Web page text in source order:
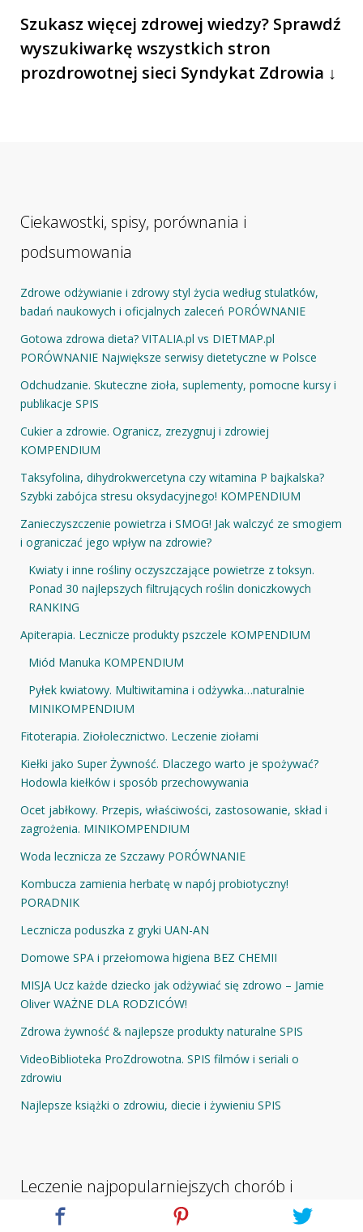
Szukasz więcej zdrowej wiedzy? Sprawdź
wyszukiwarkę wszystkich stron
prozdrowotnej sieci Syndykat Zdrowia ↓
Ciekawostki, spisy, porównania i
podsumowania
Zdrowe odżywianie i zdrowy styl życia według stulatków,
badań naukowych i oficjalnych zaleceń PORÓWNANIE
Gotowa zdrowa dieta? VITALIA.pl vs DIETMAP.pl
PORÓWNANIE Największe serwisy dietetyczne w Polsce
Odchudzanie. Skuteczne zioła, suplementy, pomocne kursy i
publikacje SPIS
Cukier a zdrowie. Ogranicz, zrezygnuj i zdrowiej
KOMPENDIUM
Taksyfolina, dihydrokwercetyna czy witamina P bajkalska?
Szybki zabójca stresu oksydacyjnego! KOMPENDIUM
Zanieczyszczenie powietrza i SMOG! Jak walczyć ze smogiem
i ograniczać jego wpływ na zdrowie?
Kwiaty i inne rośliny oczyszczające powietrze z toksyn.
Ponad 30 najlepszych filtrujących roślin doniczkowych
RANKING
Apiterapia. Lecznicze produkty pszczele KOMPENDIUM
Miód Manuka KOMPENDIUM
Pyłek kwiatowy. Multiwitamina i odżywka…naturalnie
MINIKOMPENDIUM
Fitoterapia. Ziołolecznictwo. Leczenie ziołami
Kiełki jako Super Żywność. Dlaczego warto je spożywać?
Hodowla kiełków i sposób przechowywania
Ocet jabłkowy. Przepis, właściwości, zastosowanie, skład i
zagrożenia. MINIKOMPENDIUM
Woda lecznicza ze Szczawy PORÓWNANIE
Kombucza zamienia herbatę w napój probiotyczny!
PORADNIK
Lecznicza poduszka z gryki UAN-AN
Domowe SPA i przełomowa higiena BEZ CHEMII
MISJA Ucz każde dziecko jak odżywiać się zdrowo – Jamie
Oliver WAŻNE DLA RODZICÓW!
Zdrowa żywność & najlepsze produkty naturalne SPIS
VideoBiblioteka ProZdrowotna. SPIS filmów i seriali o
zdrowiu
Najlepsze książki o zdrowiu, diecie i żywieniu SPIS
Leczenie najpopularniejszych chorób i
dolegliwości